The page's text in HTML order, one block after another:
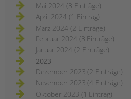
Mai 2024 (3 Einträge)
April 2024 (1 Eintrag)
März 2024 (2 Einträge)
Februar 2024 (3 Einträge)
Januar 2024 (2 Einträge)
2023
Dezember 2023 (2 Einträge)
November 2023 (4 Einträge)
Oktober 2023 (1 Eintrag)